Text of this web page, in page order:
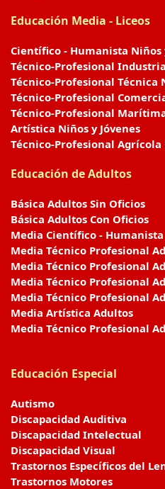
Educación Media - Liceos
Científico - Humanista Niños
Técnico-Profesional
Técnico-Profesional Técnica
Técnico-Profesional
Técnico-Profesional
Artística Niños y Jóvenes
Técnico-Profesional Agrícola
Educación de Adultos
Básica Adultos Sin Oficios
Básica Adultos Con Oficios
Media Científico -
Media Técnico Profesional
Media Técnico Profesional
Media Técnico Profesional
Media Técnico Profesional
Media Artística Adultos
Media Técnico Profesional
Educación Especial
Autismo
Discapacidad Auditiva
Discapacidad Intelectual
Discapacidad Visual
Trastornos Específicos del
Trastornos Motores